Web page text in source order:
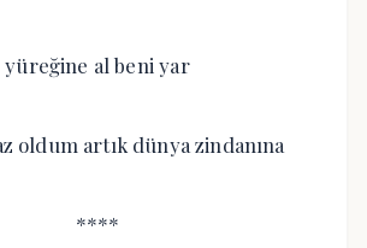
yüreğine al beni yar
oldum artık dünya zindanına
****